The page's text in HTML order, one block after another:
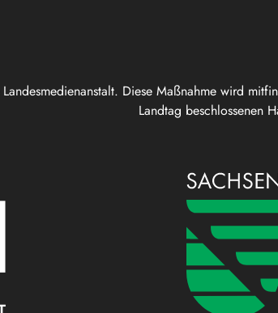
Diese Maßnahme wird
Landtag beschlossenen